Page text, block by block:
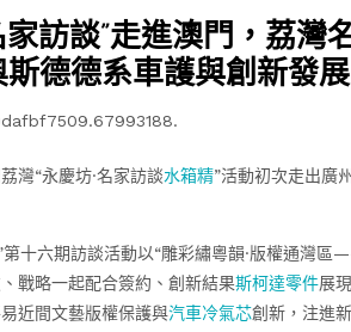
家訪談”走進澳門，荔灣
斯德德系車護與創新發展
灣“永慶坊·名家訪談水箱精”活動初次走出廣
第十六期訪談活動以“雕彩繡粵韻·版權通灣
戰略一起配合簽約、創新結果斯柯達零件展
近間文藝版權保護與汽車冷氣芯創新，注進